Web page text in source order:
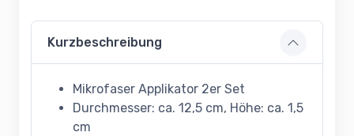
Kurzbeschreibung
Mikrofaser Applikator 2er Set
Durchmesser: ca. 12,5 cm, Höhe: ca. 1,5
cm